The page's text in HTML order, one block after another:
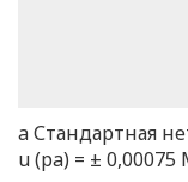
a Стандартная
u (pa) = ± 0,00075